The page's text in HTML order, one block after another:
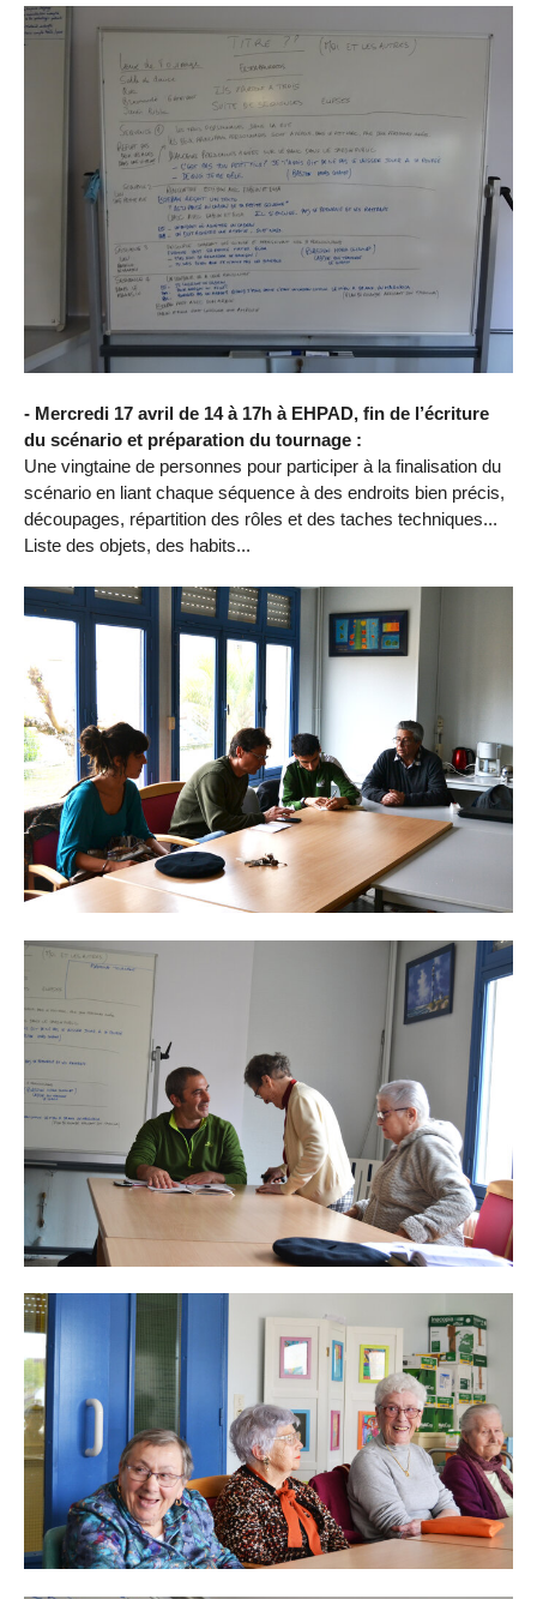
- Mercredi 17 avril de 14 à 17h à EHPAD, fin de l’écriture
du scénario et préparation du tournage :
Une vingtaine de personnes pour participer à la finalisation du
scénario en liant chaque séquence à des endroits bien précis,
découpages, répartition des rôles et des taches techniques...
Liste des objets, des habits...